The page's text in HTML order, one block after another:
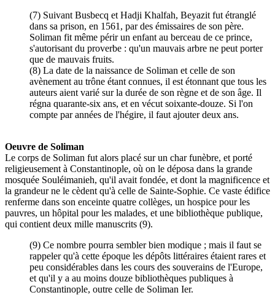
(7) Suivant Busbecq et Hadji Khalfah, Beyazit fut étranglé
dans sa prison, en 1561, par des émissaires de son père.
Soliman fit même périr un enfant au berceau de ce prince,
s'autorisant du proverbe : qu'un mauvais arbre ne peut porter
que de mauvais fruits.
(8) La date de la naissance de Soliman et celle de son
avènement au trône étant connues, il est étonnant que tous les
auteurs aient varié sur la durée de son règne et de son âge. Il
régna quarante-six ans, et en vécut soixante-douze. Si l'on
compte par années de l'hégire, il faut ajouter deux ans.
Oeuvre de Soliman
Le corps de Soliman fut alors placé sur un char funèbre, et porté
religieusement à Constantinople, où on le déposa dans la grande
mosquée Souléimanieh, qu'il avait fondée, et dont la magnificence et
la grandeur ne le cèdent qu'à celle de Sainte-Sophie. Ce vaste édifice
renferme dans son enceinte quatre collèges, un hospice pour les
pauvres, un hôpital pour les malades, et une bibliothèque publique,
qui contient deux mille manuscrits (9).
(9) Ce nombre pourra sembler bien modique ; mais il faut se
rappeler qu'à cette époque les dépôts littéraires étaient rares et
peu considérables dans les cours des souverains de l'Europe,
et qu'il y a au moins douze bibliothèques publiques à
Constantinople, outre celle de Soliman Ier.